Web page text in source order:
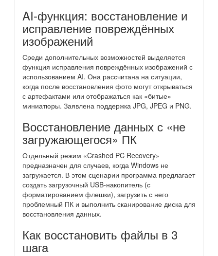
AI-функция: восстановление и
исправление повреждённых
изображений
Среди дополнительных возможностей выделяется
функция исправления повреждённых изображений с
использованием AI. Она рассчитана на ситуации,
когда после восстановления фото могут открываться
с артефактами или отображаться как «битые»
миниатюры. Заявлена поддержка JPG, JPEG и PNG.
Восстановление данных с «не
загружающегося» ПК
Отдельный режим «Crashed PC Recovery»
предназначен для случаев, когда Windows не
загружается. В этом сценарии программа предлагает
создать загрузочный USB-накопитель (с
форматированием флешки), загрузить с него
проблемный ПК и выполнить сканирование диска для
восстановления данных.
Как восстановить файлы в 3
шага